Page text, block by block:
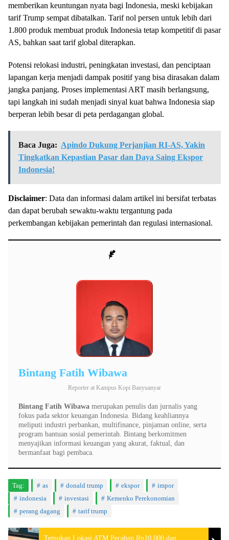
memberikan keuntungan nyata bagi Indonesia, meski kebijakan
tarif Trump sempat dibatalkan. Tarif nol persen untuk lebih dari
1.800 produk membuat produk Indonesia tetap kompetitif di pasar
AS, bahkan saat tarif global diterapkan.
Potensi relokasi industri, peningkatan investasi, dan penciptaan
lapangan kerja menjadi dampak positif yang bisa dirasakan dalam
jangka panjang. Proses implementasi ART masih berlangsung,
tapi langkah ini sudah menjadi sinyal kuat bahwa Indonesia siap
berperan lebih besar di peta perdagangan global.
Baca Juga: Apindo Dukung Perjanjian RI-AS, Yakin
Tingkatkan Kepastian Pasar dan Daya Saing Ekspor
Indonesia!
Disclaimer: Data dan informasi dalam artikel ini bersifat terbatas
dan dapat berubah sewaktu-waktu tergantung pada
perkembangan kebijakan pemerintah dan regulasi internasional.
Bintang Fatih Wibawa
Reporter at Kampus Kopi Banyuanyar
Bintang Fatih Wibawa merupakan penulis dan jurnalis yang
fokus pada sektor keuangan Indonesia. Bidang keahliannya
meliputi industri perbankan, multifinance, pinjaman online, serta
program bantuan sosial pemerintah. Bintang berkomitmen
menyajikan informasi keuangan yang akurat, faktual, dan
bermanfaat bagi pembaca.
Tag: as donald trump ekspor
impor
indonesia
investasi
Kemenko Perekonomian
perang dagang
tarif trump
Temukan Lokasi ATM Pecahan Rp10.000 dan